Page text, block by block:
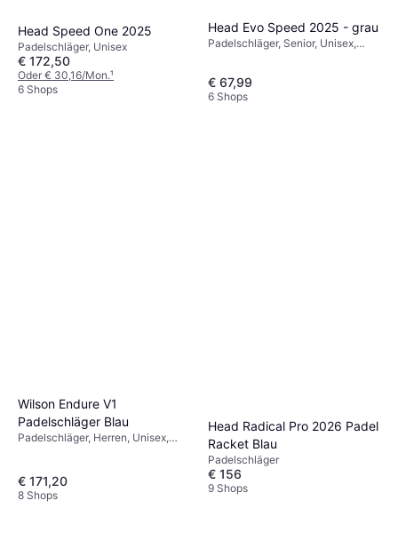
Head Speed One 2025
Padelschläger, Unisex
€ 172,50
Oder € 30,16/Mon.¹
6 Shops
Head Evo Speed 2025 - grau
Padelschläger, Senior, Unisex,
€ 67,99
6 Shops
Wilson Endure V1
Padelschläger Blau
Padelschläger, Herren, Unisex,
€ 171,20
8 Shops
Head Radical Pro 2026 Padel
Racket Blau
Padelschläger
€ 156
9 Shops